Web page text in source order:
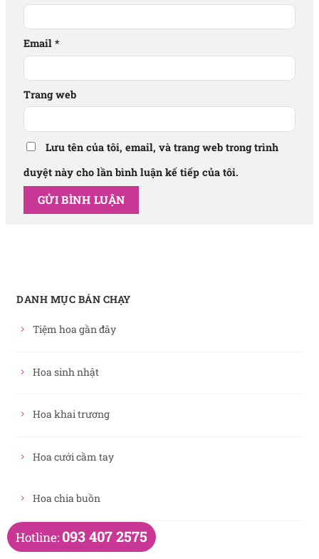
Email *
Trang web
Lưu tên của tôi, email, và trang web trong trình
duyệt này cho lần bình luận kế tiếp của tôi.
DANH MỤC BÁN CHẠY
Tiệm hoa gần đây
Hoa sinh nhật
Hoa khai trương
Hoa cưới cầm tay
Hoa chia buồn
Bó hoa hồng
Hotline: 093 407 2575